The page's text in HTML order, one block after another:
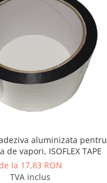
aluminizata pentru
vapori, ​​​​​​​ISOFLEX TAPE
la 17,83 RON
TVA inclus